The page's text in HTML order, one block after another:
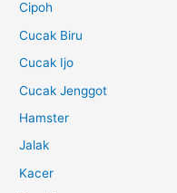
Cipoh
Cucak Biru
Cucak Ijo
Cucak Jenggot
Hamster
Jalak
Kacer